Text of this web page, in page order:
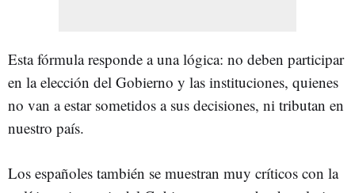
Esta fórmula responde a una lógica: no deben participar
en la elección del Gobierno y las instituciones, quienes
no van a estar sometidos a sus decisiones, ni tributan en
nuestro país.
Los españoles también se muestran muy críticos con la